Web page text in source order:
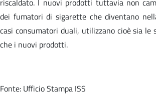
dei fumatori di sigarette che diventano
casi consumatori duali, utilizzano cioè sia le
che i nuovi prodotti.
Fonte: Ufficio Stampa ISS